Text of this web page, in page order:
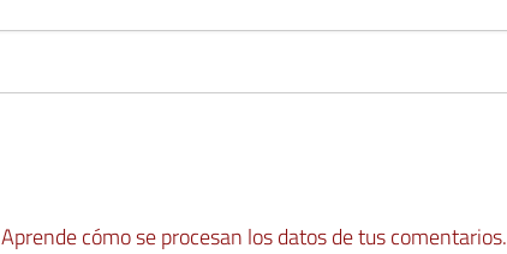
Aprende cómo se procesan los datos de tus comentarios.